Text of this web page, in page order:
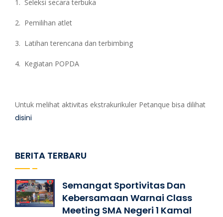
1. Seleksi secara terbuka
2. Pemilihan atlet
3. Latihan terencana dan terbimbing
4. Kegiatan POPDA
Untuk melihat aktivitas ekstrakurikuler Petanque bisa dilihat
disini
BERITA TERBARU
Semangat Sportivitas Dan
Kebersamaan Warnai Class
Meeting SMA Negeri 1 Kamal